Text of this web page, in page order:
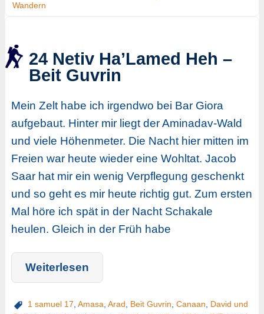
Wandern
24 Netiv Ha’Lamed Heh –
Beit Guvrin
Mein Zelt habe ich irgendwo bei Bar Giora
aufgebaut. Hinter mir liegt der Aminadav-Wald
und viele Höhenmeter. Die Nacht hier mitten im
Freien war heute wieder eine Wohltat. Jacob
Saar hat mir ein wenig Verpflegung geschenkt
und so geht es mir heute richtig gut. Zum ersten
Mal höre ich spät in der Nacht Schakale
heulen. Gleich in der Früh habe
Weiterlesen
1 samuel 17 Amasa Arad Beit Guvrin Canaan
David und